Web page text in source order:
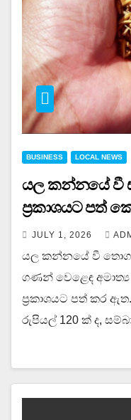
BUSINESS LOCAL NEWS
යල කන්නයේ වී
ප්‍රකාශයට පත්
JULY 1, 2026
යල කන්නයේ වී තොග
ගණන් වෙළෙඳ
ප්‍රකාශයට පත් කර
රුපියල් 120 ක් ද,